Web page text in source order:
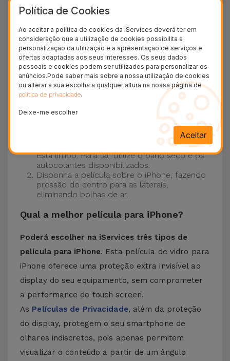
Esta Película é compatível com vários modelos
Apple desde o iPhone 5 até aos mais recentes,
como oiPhone 15 Pro Maxou oiPhone 16.
Como colocar uma Película iPhone?
Colocar uma película de iPhone é bastante
películas de
para iPhone possuem um kit que torna
Certifique-se de que o ecrã do seu iPhone
está limpo. Para tal, utilize o pano seco e os
autocolantes disponibilizados.
Disponha a película sobre o iPhone, fazendo
pressão do centro para as laterais,
eliminando bolhas de ar.
Qual a melhor película para iPhone?
Poderá escolher na iServices três tipos de
película para iPhone. Esta película de vidro para
iPhone oferece uma proteção extra invisível ao
display do seu equipamento, sem comprometer
a performance do touch screen.
As Películas de Privacidade, além da proteção
do display, protegem o seu smartphone de
olhares indiscretos, pois apenas permitem
visualizar o conteúdo a partir de um ângulo
Política de Cookies
Ao aceitar a política de cookies da iServices deverá ter em
consideração que a utilização de cookies possibilita a
personalização da utilização e a apresentação de serviços e
ofertas adaptadas aos seus interesses. Os seus dados
pessoais e cookies podem ser utilizados para personalizar os
anúncios.Pode saber mais sobre a nossa utilização de cookies
ou alterar a sua escolha a qualquer altura na nossa página de
política de privacidade.
Deixe-me escolher
Aceitar